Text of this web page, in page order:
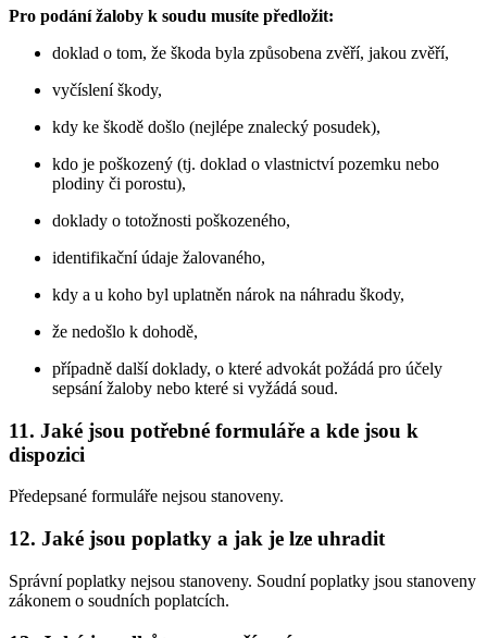
Pro podání žaloby k soudu musíte předložit:
doklad o tom, že škoda byla způsobena zvěří, jakou zvěří,
vyčíslení škody,
kdy ke škodě došlo (nejlépe znalecký posudek),
kdo je poškozený (tj. doklad o vlastnictví pozemku nebo
plodiny či porostu),
doklady o totožnosti poškozeného,
identifikační údaje žalovaného,
kdy a u koho byl uplatněn nárok na náhradu škody,
že nedošlo k dohodě,
případně další doklady, o které advokát požádá pro účely
sepsání žaloby nebo které si vyžádá soud.
11. Jaké jsou potřebné formuláře a kde jsou k
dispozici
Předepsané formuláře nejsou stanoveny.
12. Jaké jsou poplatky a jak je lze uhradit
Správní poplatky nejsou stanoveny. Soudní poplatky jsou stanoveny
zákonem o soudních poplatcích.